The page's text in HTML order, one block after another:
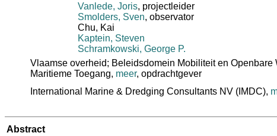
Vanlede, Joris, projectleider
Smolders, Sven, observator
Chu, Kai
Kaptein, Steven
Schramkowski, George P.
Vlaamse overheid; Beleidsdomein Mobiliteit en
Maritieme Toegang, meer, opdrachtgever
International Marine & Dredging Consultants NV (IMDC),
Abstract